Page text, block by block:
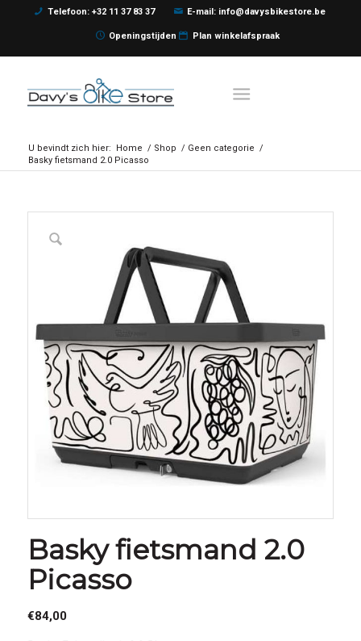
Telefoon: +32 11 37 83 37 E-mail: info@davysbikestore.be
Openingstijden Plan winkelafspraak
U bevindt zich hier: Home / Shop / Geen categorie /
Basky fietsmand 2.0 Picasso
Basky fietsmand 2.0
Picasso
€84,00